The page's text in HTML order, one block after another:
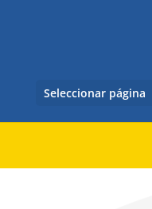
Seleccionar página